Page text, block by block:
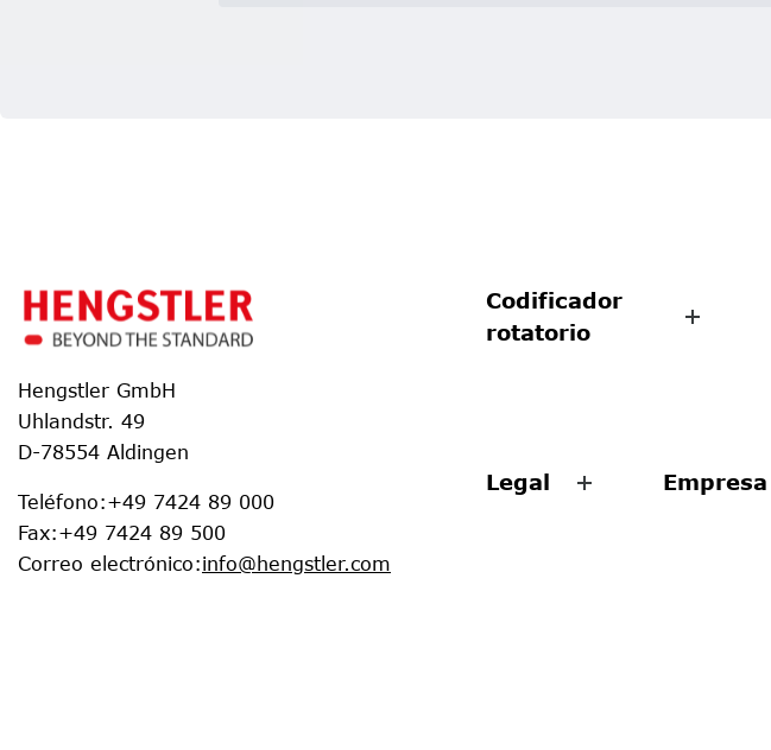
Hengstler GmbH
Uhlandstr. 49
D-78554 Aldingen
Teléfono:+49 7424 89 000
Fax:+49 7424 89 500
Correo electrónico:info@hengstler.com
Codificador
rotatorio
Legal Empresa